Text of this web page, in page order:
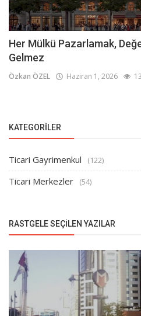
Her Mülkü Pazarlamak,
Gelmez
Özkan ÖZEL Haziran 1, 2026
KATEGORILER
Ticari Gayrimenkul (122)
Ticari Merkezler (54)
RASTGELE SEÇILEN YAZILAR